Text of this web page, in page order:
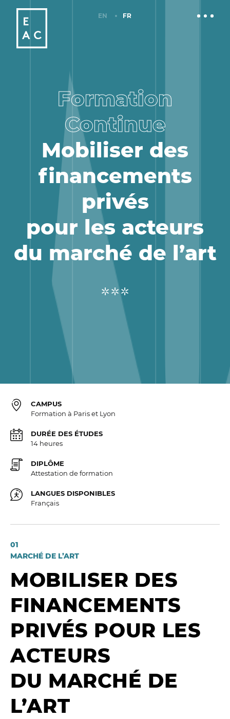
EN FR
Formation
Continue
Mobiliser des
financements
privés
pour les acteurs
du marché de l’art
CAMPUS
Formation à Paris et Lyon
DURÉE DES ÉTUDES
14 heures
DIPLÔME
Attestation de formation
LANGUES DISPONIBLES
Français
01
MARCHÉ DE L’ART
MOBILISER DES
FINANCEMENTS
PRIVÉS POUR LES
ACTEURS
DU MARCHÉ DE
L’ART